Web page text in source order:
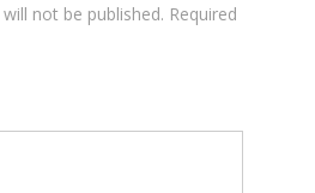
not be published. Required